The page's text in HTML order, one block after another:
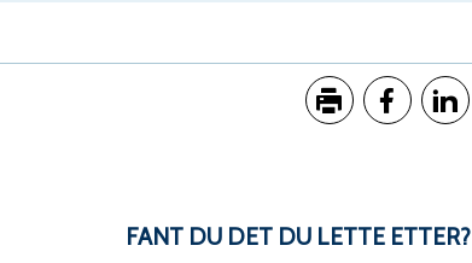
FANT DU DET DU LETTE ETTER?